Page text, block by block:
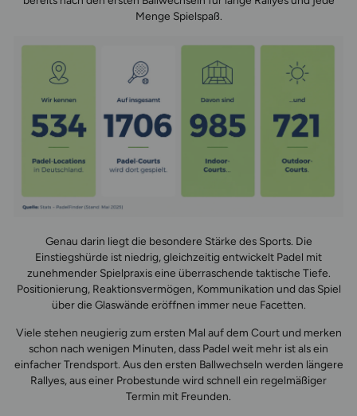
Menge Spielspaß.
Genau darin liegt die besondere Stärke des Sports. Die
Einstiegshürde ist niedrig, gleichzeitig entwickelt Padel mit
zunehmender Spielpraxis eine überraschende taktische Tiefe.
Positionierung, Reaktionsvermögen, Kommunikation und das Spiel
über die Glaswände eröffnen immer neue Facetten.
Viele stehen neugierig zum ersten Mal auf dem Court und merken
schon nach wenigen Minuten, dass Padel weit mehr ist als ein
einfacher Trendsport. Aus den ersten Ballwechseln werden längere
Rallyes, aus einer Probestunde wird schnell ein regelmäßiger
Termin mit Freunden.